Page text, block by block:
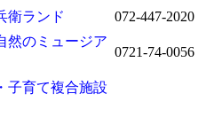
衛ランド
072-447-2020
然のミュージア
0721-74-0056
子育て複合施設